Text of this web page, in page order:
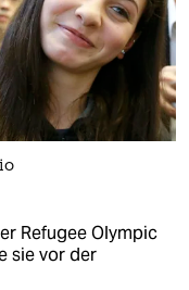
Refugee Olympic
sie vor der